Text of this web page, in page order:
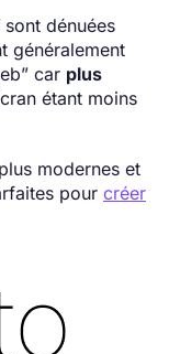
sont dénuées
généralement
car plus
étant moins
modernes et
pour créer